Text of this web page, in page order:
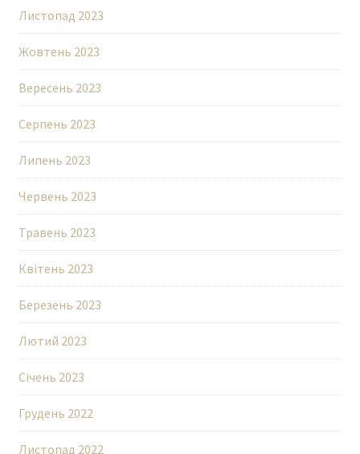
Листопад 2023
Жовтень 2023
Вересень 2023
Серпень 2023
Липень 2023
Червень 2023
Травень 2023
Квітень 2023
Березень 2023
Лютий 2023
Січень 2023
Грудень 2022
Листопад 2022